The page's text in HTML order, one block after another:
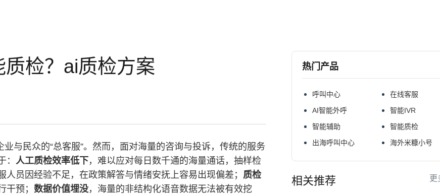
检？ai质检方案
业与民众的“总客服”。然而，面对海量的咨询与投诉，传统的服务
人工质检效率低下 ，难以应对每日数千通的海量通话，抽样检
人员因经验不足，在政策解答与情绪安抚上容易出现偏差； 质检
干预； 数据价值埋没，海量的非结构化语音数据无法被有效挖
热门产品
呼叫中心
AI智能外呼
智能辅助
出海呼叫中心
在线客服
智能IVR
智能质检
海外米糠小号
相关推荐 更